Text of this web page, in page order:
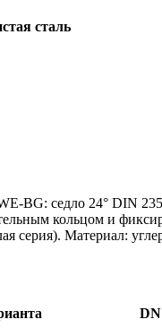
сталь
BG: седло 24° DIN
кольцом и
серия). Материал:
DN